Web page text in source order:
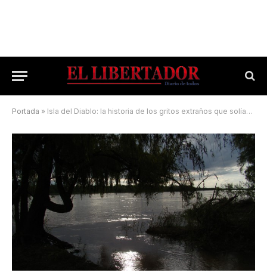
Portada » Isla del Diablo: la historia de los gritos extraños que solían oírse en el Paraná